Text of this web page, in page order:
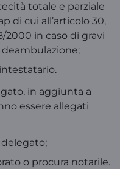
totale e parziale
di cui all’articolo 30,
2000 in caso di gravi
in aggiunta a
essere allegati
o procura notarile.